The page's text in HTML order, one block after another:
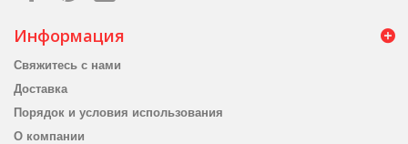
Информация
Свяжитесь с нами
Доставка
Порядок и условия использования
О компании